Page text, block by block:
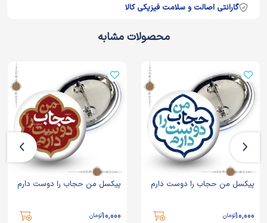
گارانتی اصالت و سلامت فیزیکی کالا
محصولات مشابه
پیکسل من حجاب را دوست دارم
10,000تومان
پیکسل من حجاب را دوست دارم
10,000تومان